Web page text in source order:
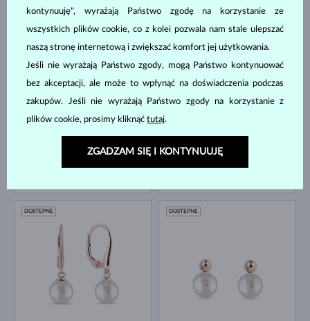
RÓŻOWE ZŁOTO
RÓŻOWE ZŁOTO & DIAMENT
DOSTĘPNE DOSTĘPNE
DOSTĘPNE DOSTĘPNE
kontynuuję", wyrażają Państwo zgodę na korzystanie ze
wszystkich plików cookie, co z kolei pozwala nam stale ulepszać
naszą stronę internetową i zwiększać komfort jej użytkowania.
Jeśli nie wyrażają Państwo zgody, mogą Państwo kontynuować
bez akceptacji, ale może to wpłynąć na doświadczenia podczas
zakupów. Jeśli nie wyrażają Państwo zgody na korzystanie z
plików cookie, prosimy kliknąć tutaj.
ZGADZAM SIĘ I KONTYNUUJĘ